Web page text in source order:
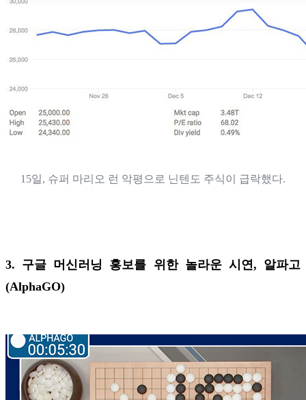
15일, 슈퍼 마리오 런 악평으로 닌텐도 주식이 급락했다.
3. 구글 머신러닝 홍보를 위한 놀라운 시연, 알파고
(AlphaGO)